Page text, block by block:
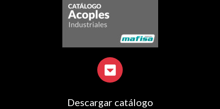
Descargar catálogo